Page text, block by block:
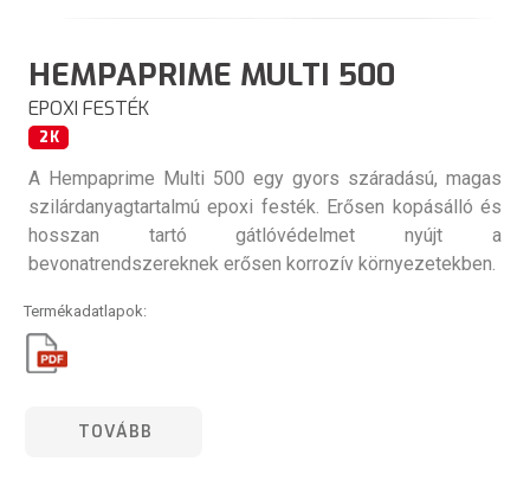
HEMPAPRIME MULTI 500
EPOXI FESTÉK
2K
A Hempaprime Multi 500 egy gyors száradású, magas
szilárdanyagtartalmú epoxi festék. Erősen kopásálló és
hosszan tartó gátlóvédelmet nyújt a
bevonatrendszereknek erősen korrozív környezetekben.
Termékadatlapok:
TOVÁBB